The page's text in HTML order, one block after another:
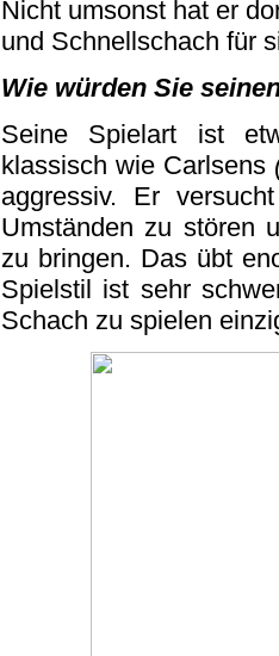
Nicht umsonst hat er
und Schnellschach für
Wie würden Sie
Seine Spielart ist
klassisch wie Carlsens
aggressiv. Er
Umständen zu stören
zu bringen. Das übt
Spielstil ist sehr
Schach zu spielen